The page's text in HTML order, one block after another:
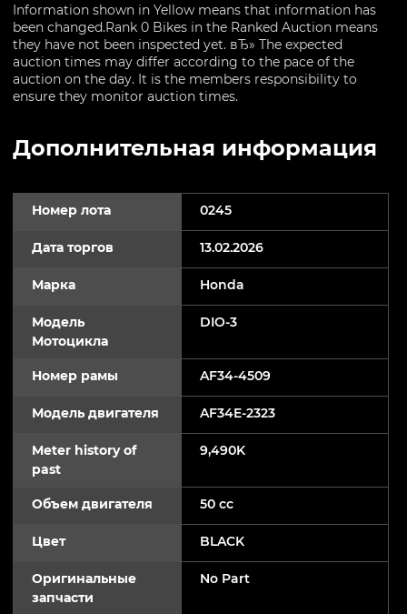
Information shown in Yellow means that information has
been changed.Rank 0 Bikes in the Ranked Auction means
they have not been inspected yet. вЂ» The expected
auction times may differ according to the pace of the
auction on the day. It is the members responsibility to
ensure they monitor auction times.
Дополнительная информация
Номер лота 0245
Дата торгов 13.02.2026
Марка Honda
Модель
Мотоцикла
DIO-3
Номер рамы AF34-4509
Модель двигателя AF34E-2323
Meter history of
past
9,490K
Объем двигателя 50 cc
Цвет BLACK
Оригинальные
запчасти
No Part